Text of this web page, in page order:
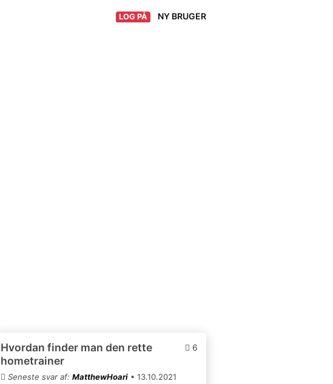
Hvordan finder man den rette
hometrainer
6
Seneste svar af: MatthewHoari• 13.10.2021
NY BRUGER
LOG PÅ